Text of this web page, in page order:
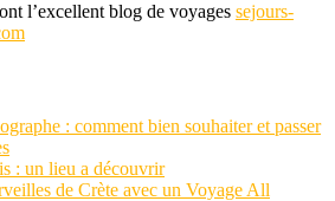
l’excellent blog de voyages sejours-
: comment bien souhaiter et passer
: un lieu a découvrir
de Crète avec un Voyage All